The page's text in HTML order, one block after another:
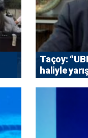
Taçoy:
haliyle